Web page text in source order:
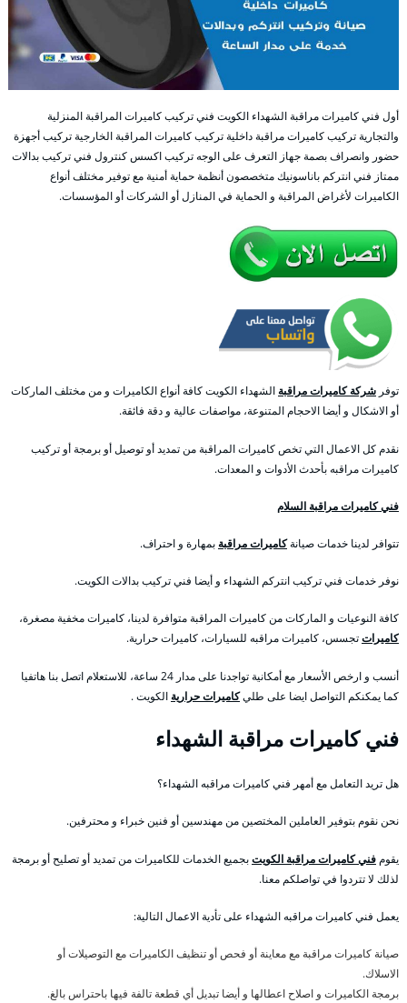
أول فني كاميرات مراقبة الشهداء الكويت فني تركيب كاميرات المراقبة المنزلية
والتجارية تركيب كاميرات مراقبة داخلية تركيب كاميرات المراقبة الخارجية تركيب أجهزة
حضور وانصراف بصمة جهاز التعرف على الوجه تركيب اكسس كنترول فني تركيب بدالات
ممتاز فني انتركم باناسونيك متخصصون أنظمة حماية أمنية مع توفير مختلف أنواع
الكاميرات لأغراض المراقبة و الحماية في المنازل أو الشركات أو المؤسسات.
توفر شركة كاميرات مراقبة الشهداء الكويت كافة أنواع الكاميرات و من مختلف الماركات
أو الاشكال و أيضا الاحجام المتنوعة، مواصفات عالية و دقة فائقة.
نقدم كل الاعمال التي تخص كاميرات المراقبة من تمديد أو توصيل أو برمجة أو تركيب
كاميرات مراقبه بأحدث الأدوات و المعدات.
فني كاميرات مراقبة السلام
تتوافر لدينا خدمات صيانةكاميرات مراقبة بمهارة و احتراف.
نوفر خدمات فني تركيب انتركم الشهداء و أيضا فني تركيب بدالات الكويت.
كافة النوعيات و الماركات من كاميرات المراقبة متوافرة لدينا، كاميرات مخفية مصغرة،
كاميراتتجسس، كاميرات مراقبه للسيارات، كاميرات حرارية.
أنسب و ارخص الأسعار مع أمكانية تواجدنا على مدار 24 ساعة، للاستعلام اتصل بنا هاتفيا
كما يمكنكم التواصل ايضا على طليكاميرات حرارية الكويت .
فني كاميرات مراقبة الشهداء
هل تريد التعامل مع أمهر فني كاميرات مراقبه الشهداء؟
نحن نقوم بتوفير العاملين المختصين من مهندسين أو فنين خبراء و محترفين.
يقوم فني كاميرات مراقبة الكويتبجميع الخدمات للكاميرات من تمديد أو تصليح أو برمجة
لذلك لا تتردوا في تواصلكم معنا.
يعمل فني كاميرات مراقبه الشهداء على تأدية الاعمال التالية:
صيانة كاميرات مراقبة مع معاينة أو فحص أو تنظيف الكاميرات مع التوصيلات أو
الاسلاك.
برمجة الكاميرات و اصلاح اعطالها و أيضا تبديل أي قطعة تالفة فيها باحتراس بالغ.